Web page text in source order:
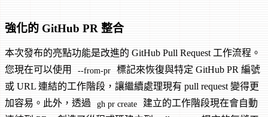
強化的 GitHub PR 整合
本次發布的亮點功能是改進的 GitHub Pull Request 工作流程。
您現在可以使用
--from-pr
標記來恢復與特定 GitHub PR 編號
或 URL 連結的工作階段，讓繼續處理現有 pull request 變得更
加容易。此外，透過
gh pr create
建立的工作階段現在會自動